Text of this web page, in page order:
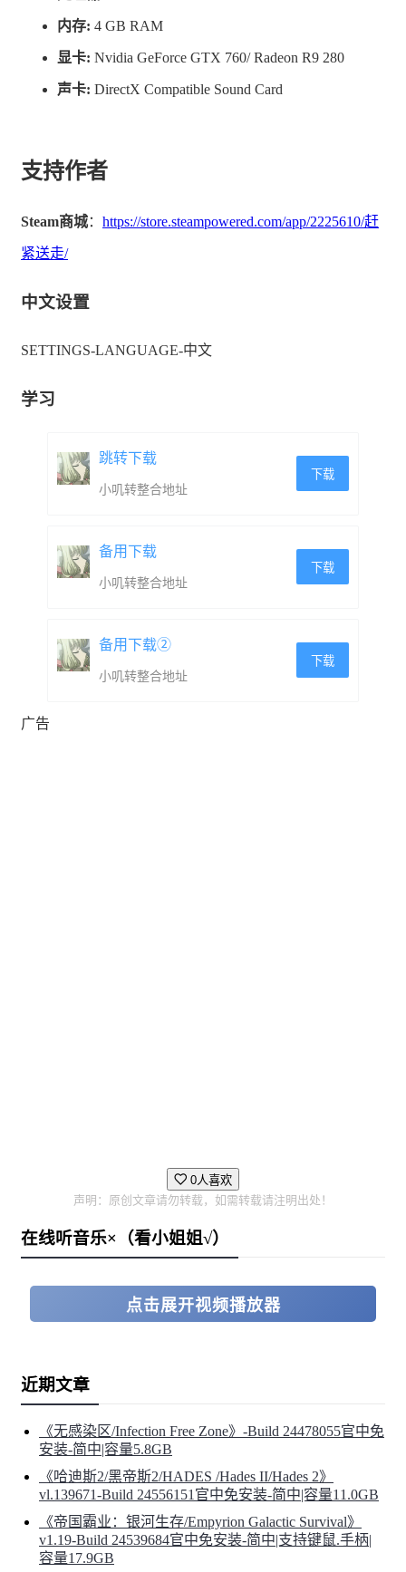
智的决策，确保工厂像精密的时钟一样运转。面对紧急情
况，是果断停止输送带，还是袖手旁观，看着货物被毁？
记住，你的每一个选择都很重要，因为每一个班次，都可
物，每一个环节都需要你们的智慧和默契配合。而且，别
内存: 4 GB RAM
显卡: Nvidia GeForce GTX 760/ Radeon R9 280
声卡: DirectX Compatible Sound Card
支持作者
Steam商城： https://store.steampowered.com/app/2225610/赶
紧送走/
中文设置
SETTINGS-LANGUAGE-中文
学习
跳转下载
小叽转整合地址
下载
备用下载
小叽转整合地址
下载
备用下载②
小叽转整合地址
下载
广告
0人喜欢
声明：原创文章请勿转载，如需转载请注明出处！
在线听音乐×（看小姐姐√）
点击展开视频播放器
近期文章
《无感染区/Infection Free Zone》-Build 24478055官中免
安装-简中|容量5.8GB
《哈迪斯2/黑帝斯2/HADES /Hades II/Hades 2》
vl.139671-Build 24556151官中免安装-简中|容量11.0GB
《帝国霸业：银河生存/Empyrion Galactic Survival》
v1.19-Build 24539684官中免安装-简中|支持键鼠.手柄|
容量17.9GB